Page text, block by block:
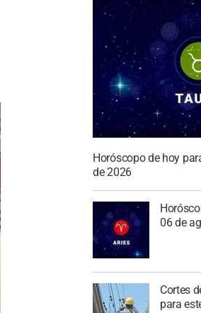
Horóscopo de hoy
de 2026
06 de
Cortes
para